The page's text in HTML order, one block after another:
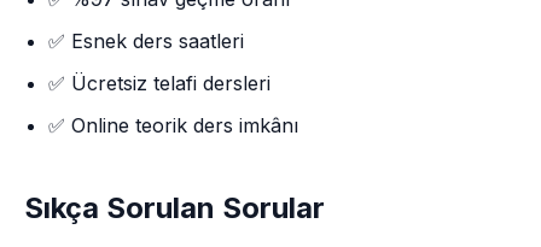
✅ Esnek ders saatleri
✅ Ücretsiz telafi dersleri
✅ Online teorik ders imkânı
Sıkça Sorulan Sorular